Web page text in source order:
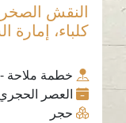
كلباء، إمارة
خطمة ملاحة -
العصر الحجري
حجر